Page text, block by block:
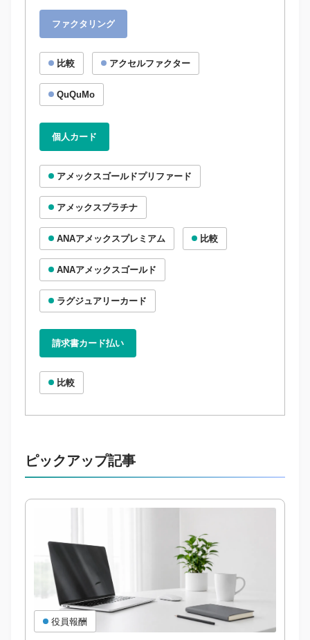
ファクタリング
比較 アクセルファクター
QuQuMo
個人カード
アメックスゴールドプリファード
アメックスプラチナ
ANAアメックスプレミアム 比較
ANAアメックスゴールド
ラグジュアリーカード
請求書カード払い
比較
ピックアップ記事
役員報酬